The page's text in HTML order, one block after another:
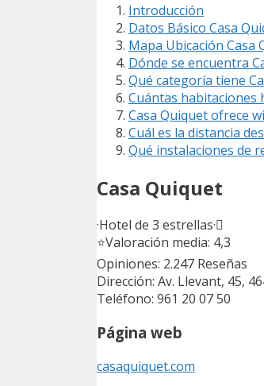
Introducción
Datos Básico Casa
Mapa Ubicación Casa
Dónde se encuentra
Qué categoría tiene
Cuántas habitaciones
Casa Quiquet ofrece
Cuál es la distancia
Qué instalaciones de
Casa Quiquet
·Hotel de 3 estrellas·
⭐Valoración media: 4,3
Opiniones: 2.247 Reseñas
Dirección: Av. Llevant, 45,
Teléfono: 961 20 07 50
Página web
casaquiquet.com